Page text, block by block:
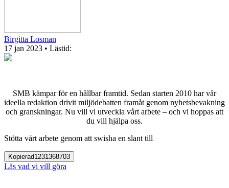
Birgitta Losman
17 jan 2023 • Lästid:
SMB kämpar för en hållbar framtid. Sedan starten 2010 har vår
ideella redaktion drivit miljödebatten framåt genom nyhetsbevakning
och granskningar. Nu vill vi utveckla vårt arbete – och vi hoppas att
du vill hjälpa oss.
Stötta vårt arbete genom att swisha en slant till
Kopierad1231368703
Läs vad vi vill göra